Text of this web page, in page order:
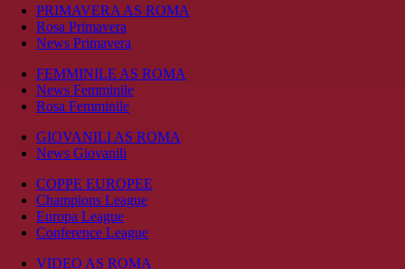
PRIMAVERA AS ROMA
Rosa Primavera
News Primavera
FEMMINILE AS ROMA
News Femminile
Rosa Femminile
GIOVANILI AS ROMA
News Giovanili
COPPE EUROPEE
Champions League
Europa League
Conference League
VIDEO AS ROMA